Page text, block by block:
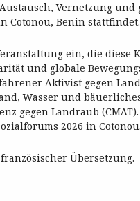
Vernetzung und
Cotonou, Benin stattfindet.
ein, die diese
und globale
Aktivist gegen
Wasser und
gegen Landraub
2026 in Cotonou.
Übersetzung.